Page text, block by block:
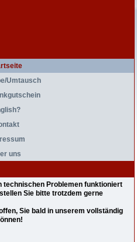
Umtausch
uns
technischen Problemen funktioniert
Sie bitte trotzdem gerne
Sie bald in unserem vollständig